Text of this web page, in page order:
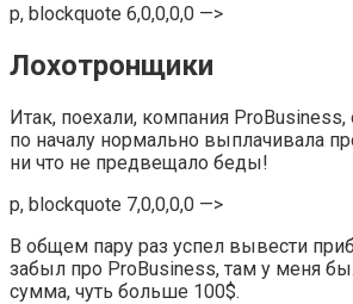
p, blockquote 6,0,0,0,0 —>
Лохотронщики
Итак, поехали, компания
по началу нормально выплачивала
ни что не предвещало беды!
p, blockquote 7,0,0,0,0 —>
В общем пару раз успел вывести
забыл про ProBusiness, там у меня
сумма, чуть больше 100$.